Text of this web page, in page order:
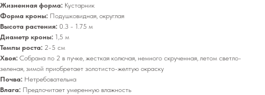
Жизненная форма: Кустарник
Форма кроны: Подушковидная, округлая
Высота растения: 0.3 - 1.75 м
Диаметр кроны: 1,5 м
Темпы роста: 2-5 см
Хвоя: Собрана по 2 в пучке, жесткая колючая, немного скрученная, летом светло-
зеленая, зимой приобретает золотисто-желтую окраску
Почва: Нетребовательна
Влага: Предпочитает умеренную влажность